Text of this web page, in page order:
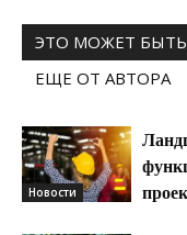
ЭТО МОЖЕТ
ЕЩЕ ОТ АВТОРА
Новости